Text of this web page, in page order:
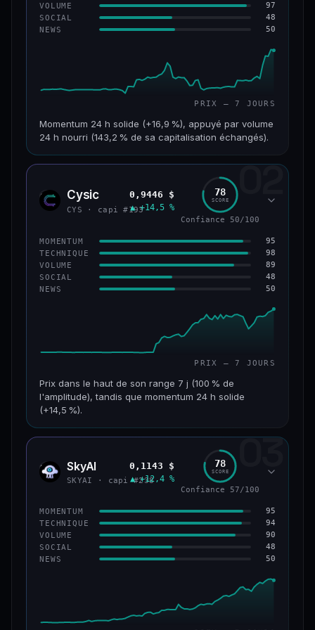
VOLUME 97
SOCIAL 48
NEWS 50
PRIX — 7 JOURS
Momentum 24 h solide (+16,9 %), appuyé par volume
24 h nourri (143,2 % de sa capitalisation échangés).
CAP. MARCHÉ VOLUME 24 H
VAR. 7 J VAR. 30 J
−10,2 %
VS ATH
−42,1 %
CONFIANCE 43/100
02
CYS Cysic
CYS · capi #193
0,9446 $
▲ +14,5 %
78
SCORE
Confiance 50/100
MOMENTUM 95
TECHNIQUE 98
VOLUME 89
SOCIAL 48
NEWS 50
PRIX — 7 JOURS
Prix dans le haut de son range 7 j (100 % de
l'amplitude), tandis que momentum 24 h solide
(+14,5 %).
CAP. MARCHÉ VOLUME 24 H
VAR. 7 J VAR. 30 J
+211,4 %
VS ATH
−3,2 % #193
CONFIANCE 50/100
03
SKYA SkyAI
SKYAI · capi #238
0,1143 $
▲ +12,4 %
78
SCORE
Confiance 57/100
MOMENTUM 95
TECHNIQUE 94
VOLUME 90
SOCIAL 48
NEWS 50